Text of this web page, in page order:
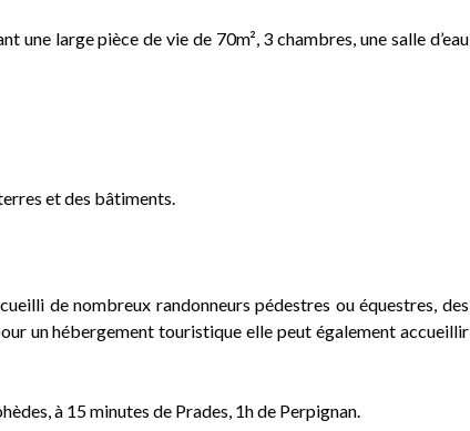
une large pièce de vie de 70m², 3 chambres, une salle d’eau
et des bâtiments.
de nombreux randonneurs pédestres ou équestres, des
un hébergement touristique elle peut également accueillir
à 15 minutes de Prades, 1h de Perpignan.